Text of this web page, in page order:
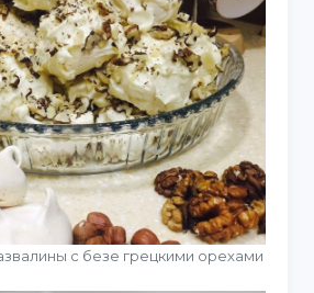
с безе грецкими орехами